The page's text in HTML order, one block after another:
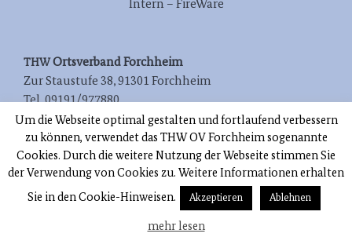
Intern – FireWare
THW Orts­ver­band Forchheim
Zur Stau­stu­fe 38, 91301 Forchheim
Tel. 09191/977880
E‑Mail: info[at]thw-forchheim.de
Um die Webseite optimal gestalten und fortlaufend verbessern
zu können, verwendet das THW OV Forchheim sogenannte
Cookies. Durch die weitere Nutzung der Webseite stimmen Sie
der Verwendung von Cookies zu. Weitere Informationen erhalten
Sie in den Cookie-Hinweisen. Akzeptieren Ablehnen
mehr lesen